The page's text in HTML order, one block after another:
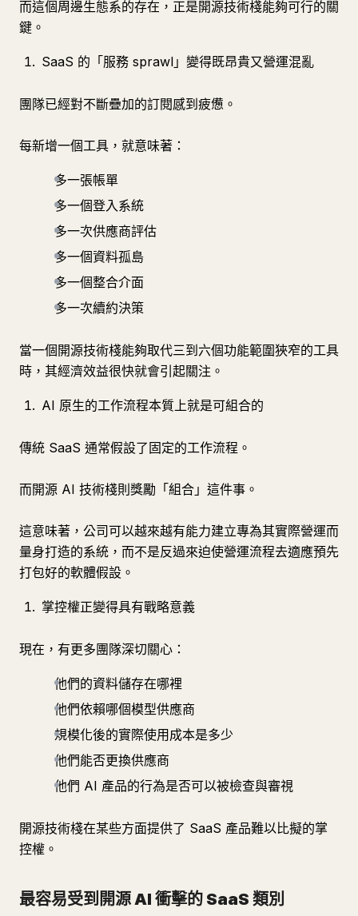
而這個周邊生態系的存在，正是開源技術棧能夠可行的關
鍵。
SaaS 的「服務 sprawl」變得既昂貴又營運混亂
團隊已經對不斷疊加的訂閱感到疲憊。
每新增一個工具，就意味著：
多一張帳單
多一個登入系統
多一次供應商評估
多一個資料孤島
多一個整合介面
多一次續約決策
當一個開源技術棧能夠取代三到六個功能範圍狹窄的工具
時，其經濟效益很快就會引起關注。
AI 原生的工作流程本質上就是可組合的
傳統 SaaS 通常假設了固定的工作流程。
而開源 AI 技術棧則獎勵「組合」這件事。
這意味著，公司可以越來越有能力建立專為其實際營運而
量身打造的系統，而不是反過來迫使營運流程去適應預先
打包好的軟體假設。
掌控權正變得具有戰略意義
現在，有更多團隊深切關心：
他們的資料儲存在哪裡
他們依賴哪個模型供應商
規模化後的實際使用成本是多少
他們能否更換供應商
他們 AI 產品的行為是否可以被檢查與審視
開源技術棧在某些方面提供了 SaaS 產品難以比擬的掌
控權。
最容易受到開源 AI 衝擊的 SaaS 類別